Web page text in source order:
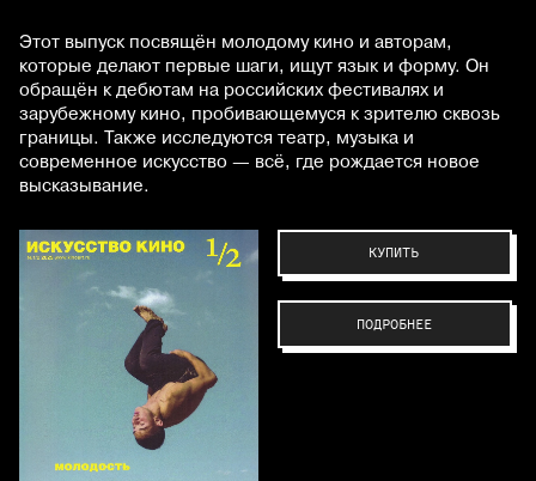
Этот выпуск посвящён молодому кино и авторам,
которые делают первые шаги, ищут язык и форму. Он
обращён к дебютам на российских фестивалях и
зарубежному кино, пробивающемуся к зрителю сквозь
границы. Также исследуются театр, музыка и
современное искусство — всё, где рождается новое
высказывание.
КУПИТЬ
ПОДРОБНЕЕ